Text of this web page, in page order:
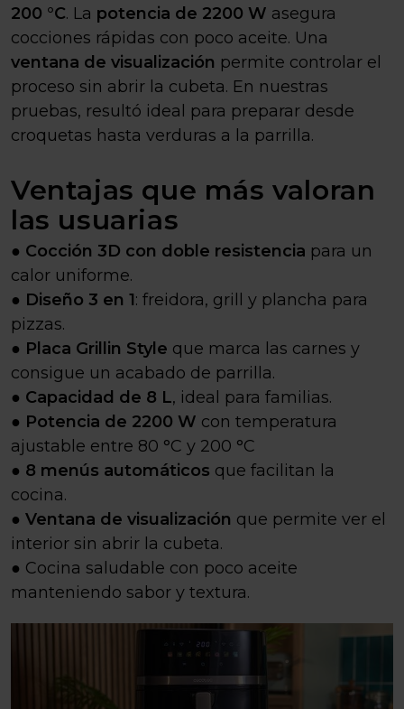
200 °C. La potencia de 2200 W asegura
cocciones rápidas con poco aceite. Una
ventana de visualización permite controlar el
proceso sin abrir la cubeta. En nuestras
pruebas, resultó ideal para preparar desde
croquetas hasta verduras a la parrilla.
Ventajas que más valoran
las usuarias
● Cocción 3D con doble resistencia para un
calor uniforme.
● Diseño 3 en 1: freidora, grill y plancha para
pizzas.
● Placa Grillin Style que marca las carnes y
consigue un acabado de parrilla.
● Capacidad de 8 L, ideal para familias.
● Potencia de 2200 W con temperatura
ajustable entre 80 °C y 200 °C
● 8 menús automáticos que facilitan la
cocina.
● Ventana de visualización que permite ver el
interior sin abrir la cubeta.
● Cocina saludable con poco aceite
manteniendo sabor y textura.